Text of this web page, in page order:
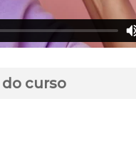
curso